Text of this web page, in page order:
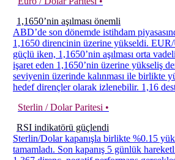
1,1650’nin aşılması önemli
ABD’de son dönemde istihdam
1,1650 direncinin üzerine yükseldi. EUR/
güçlü iken, 1,1650’nin aşılması orta
işaret eden 1,1650’nin üzerine yükseliş
seviyenin üzerinde kalınması ile birlikte
hedef dirençler olarak izlenebilir. 1,16
Sterlin / Dolar Paritesi •
RSI indikatörü güçlendi
Sterlin/Dolar kapanışla birlikte %0.15
tamamladı. Son kapanış 5 günlük